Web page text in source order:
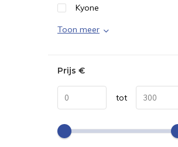
Kyone
Toon meer
Prijs €
tot